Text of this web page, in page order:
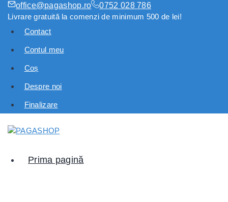
office@pagashop.ro
0752 028 786
Livrare gratuită la comenzi de minimum 500 de lei!
Contact
Contul meu
Coș
Despre noi
Finalizare
Prima pagină